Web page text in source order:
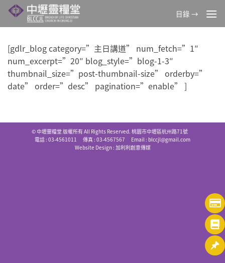
Skip
content
目錄 →
[gdlr_blog category=”主日講道” num_fetch=”1″
num_excerpt=”20″ blog_style=”blog-1-3″
thumbnail_size=”post-thumbnail-size” orderby=”
date” order=”desc” pagination=”enable” ]
© 中壢靈糧堂 版權所有 All Rights Reserved. 桃園市中壢區杭州路71號
電話 : 03-4561011 傳真 : 03-4567567 Email : blccjl@gmail.com
Website Design : 加利利創意傳媒